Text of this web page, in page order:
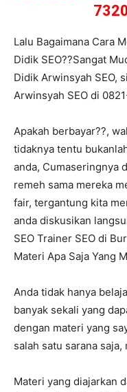
Lalu Bagaimana Cara
Didik SEO??Sangat
Didik Arwinsyah SEO,
Arwinsyah SEO di
Apakah berbayar??,
tidaknya tentu
anda, Cumaseringnya
remeh sama mereka
fair, tergantung kita
anda diskusikan
SEO Trainer SEO di
Materi Apa Saja Yang
Anda tidak hanya
banyak sekali yang
dengan materi yang
salah satu sarana
Materi yang diajarkan